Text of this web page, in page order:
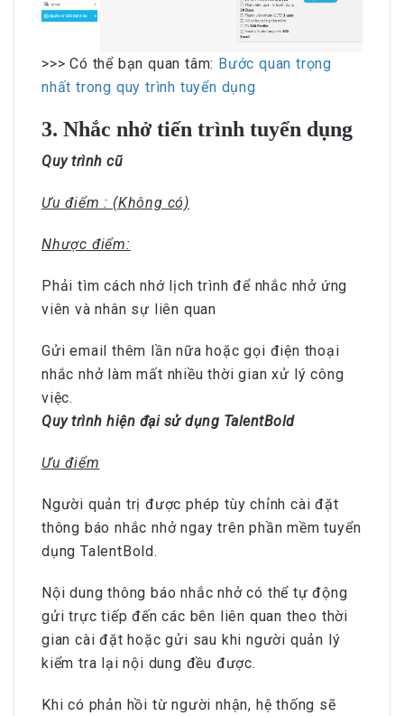
>>> Có thể bạn quan tâm: Bước quan trọng
nhất trong quy trình tuyển dụng
3. Nhắc nhở tiến trình tuyển dụng
Quy trình cũ
Ưu điểm : (Không có)
Nhược điểm:
Phải tìm cách nhớ lịch trình để nhắc nhở ứng
viên và nhân sự liên quan
Gửi email thêm lần nữa hoặc gọi điện thoại
nhắc nhở làm mất nhiều thời gian xử lý công
việc.
Quy trình hiện đại sử dụng TalentBold
Ưu điểm
Người quản trị được phép tùy chỉnh cài đặt
thông báo nhắc nhở ngay trên phần mềm tuyển
dụng TalentBold.
Nội dung thông báo nhắc nhở có thể tự động
gửi trực tiếp đến các bên liên quan theo thời
gian cài đặt hoặc gửi sau khi người quản lý
kiểm tra lại nội dung đều được.
Khi có phản hồi từ người nhận, hệ thống sẽ